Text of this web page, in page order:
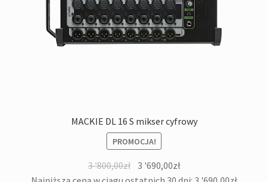
MACKIE DL 16 S mikser cyfrowy
PROMOCJA!
3 '800,00zł Pierwotna
3 '690,00złAktualna